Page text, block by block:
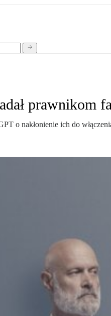
prawnikom
o nakłonienie ich do